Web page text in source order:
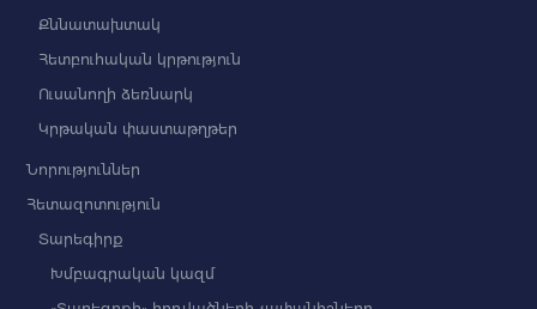
Քննատախտակ
Հետբուհական կրթություն
Ուսանողի ձեռնարկ
Կրթական փաստաթղթեր
Նորություններ
Հետազոտություն
Տարեգիրք
Խմբագրական կազմ